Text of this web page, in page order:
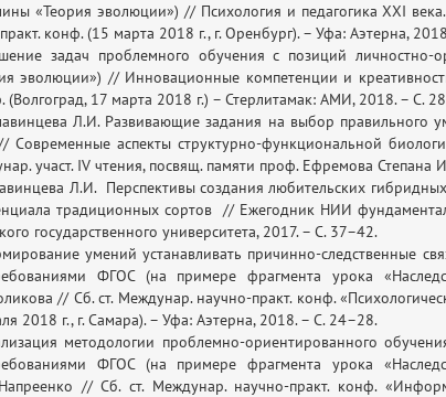
«Теория эволюции») // Психология и педагогика XXI
конф. (15 марта 2018 г., г. Оренбург). – Уфа: Аэтерна,
задач проблемного обучения с позиций личностно-
эволюции») // Инновационные компетенции и
(Волгоград, 17 марта 2018 г.) – Стерлитамак: АМИ, 2018. – С.
Л.И. Развивающие задания на выбор правильного
Современные аспекты структурно-функциональной
участ. IV чтения, посвящ. памяти проф. Ефремова Степана
Л.И. Перспективы создания любительских
традиционных сортов // Ежегодник НИИ
государственного университета, 2017. – С. 37–42.
умений устанавливать причинно-следственные
ФГОС (на примере фрагмента урока
// Сб. ст. Междунар. научно-практ. конф.
2018 г., г. Самара). – Уфа: Аэтерна, 2018. – С. 24–28.
методологии проблемно-ориентированного
ФГОС (на примере фрагмента урока
// Сб. ст. Междунар. научно-практ. конф.